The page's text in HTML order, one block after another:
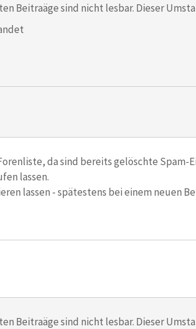
Beitraäge sind nicht lesbar. Dieser
da sind bereits gelöschte
lassen.
lassen - spätestens bei einem neuen
Beitraäge sind nicht lesbar. Dieser